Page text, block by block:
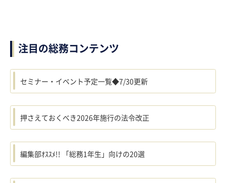
注目の総務コンテンツ
セミナー・イベント予定一覧◆7/30更新
押さえておくべき2026年施行の法令改正
編集部ｵｽｽﾒ!! 「総務1年生」向けの20選